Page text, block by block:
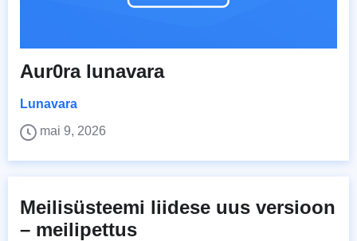
Aur0ra lunavara
Lunavara
mai 9, 2026
Meilisüsteemi liidese uus versioon
– meilipettus